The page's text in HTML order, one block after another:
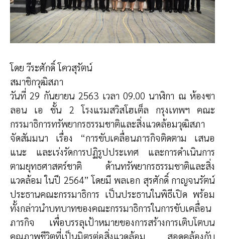
โดย วีระศักดิ์ โควสุรัตน์
สมาชิกวุฒิสภา
วันที่ 29 กันยายน 2563 เวลา 09.00 นาฬิกา ณ ห้องซา
ลอน เอ ชั้น 2 โรงแรมสวิสโฮเต็ล กรุงเทพฯ คณะ
กรรมาธิการทรัพยากรธรรมชาติและสิ่งแวดล้อมวุฒิสภา
จัดสัมมนา เรื่อง “การขับเคลื่อนภารกิจติดตาม เสนอ
แนะ และเร่งรัดการปฏิรูปประเทศ และการดำเนินการ
ตามยุทธศาสตร์ชาติ ด้านทรัพยากรธรรมชาติและสิ่ง
แวดล้อม ในปี 2564” โดยมี พลเอก สุรศักดิ์ กาญจนรัตน์
ประธานคณะกรรมาธิการ เป็นประธานในพิธีเปิด พร้อม
ทั้งกล่าวนำบทบาทของคณะกรรมาธิการในการขับเคลื่อน
ภารกิจ เพื่อบรรลุเป้าหมายของการสร้างการเติบโตบน
คุณภาพชีวิตที่เป็นมิตรต่อสิ่งแวดล้อม สอดคล้องกับ